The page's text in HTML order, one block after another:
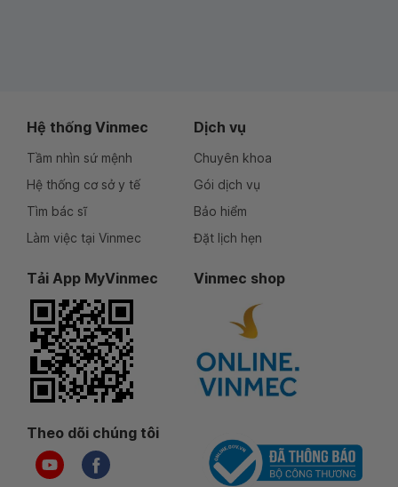
Hệ thống Vinmec
Tầm nhìn sứ mệnh
Hệ thống cơ sở y tế
Tìm bác sĩ
Làm việc tại Vinmec
Dịch vụ
Chuyên khoa
Gói dịch vụ
Bảo hiểm
Đặt lịch hẹn
Tải App MyVinmec Vinmec shop
Theo dõi chúng tôi